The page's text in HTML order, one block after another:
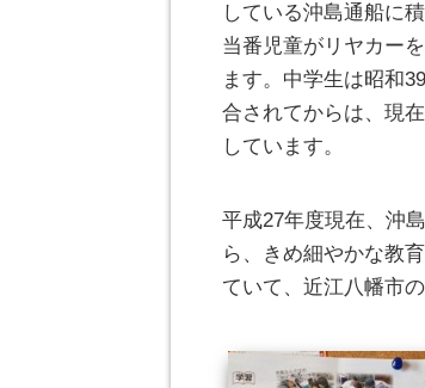
している沖島通船に積
当番児童がリヤカー
ます。中学生は昭和
合されてからは、現
しています。
平成27年度現在、沖
ら、きめ細やかな教
ていて、近江八幡市